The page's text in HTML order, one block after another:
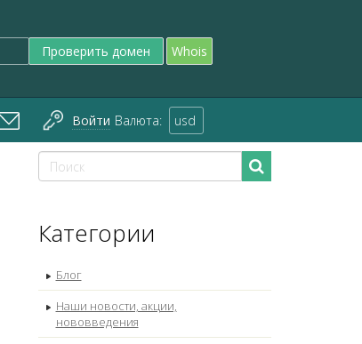
Проверить домен Whois
Войти Валюта: usd
Категории
Блог
Наши новости, акции,
нововведения